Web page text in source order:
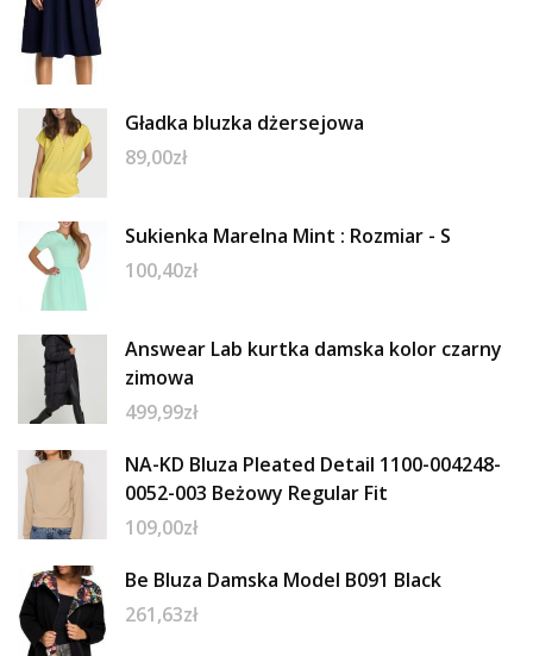
Gładka bluzka dżersejowa
89,00zł
Sukienka Marelna Mint : Rozmiar - S
100,40zł
Answear Lab kurtka damska kolor czarny
zimowa
499,99zł
NA-KD Bluza Pleated Detail 1100-004248-
0052-003 Beżowy Regular Fit
109,00zł
Be Bluza Damska Model B091 Black
261,63zł